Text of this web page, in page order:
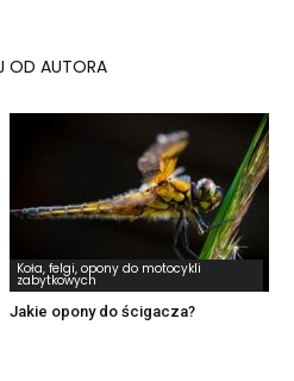
OD AUTORA
Koła, felgi, opony do motocykli
zabytkowych
Jakie opony do ścigacza?